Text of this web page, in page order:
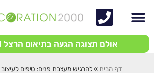
אולם תצוגה הגעה בתיאום הרצל 31 בת ים
דף הבית »להרגיש מעצבת פנים: טיפים לעיצוב